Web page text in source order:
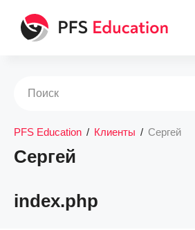
PFS Education / Клиенты / Сергей
Сергей
index.php